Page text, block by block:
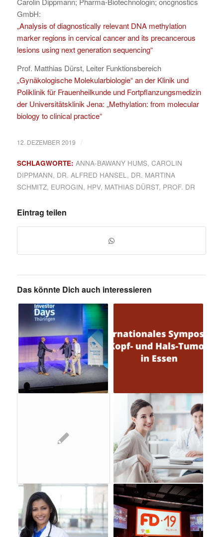
GmbH:
„Analysis of diagnostically relevant DNA methylation
marker regions in cervical cancer and its precancerous
lesions using next generation sequencing“
Prof. Matthias Dürst, Leiter Funktionsbereich
„Gynäkologische Molekularbiologie“ an der Klinik und
Poliklinik für Frauenheilkunde und Fortpflanzungsmedizin
der Universitätsklinik Jena: „Methylation: from molecular
biology to clinical practice“
12. DEZEMBER 2019 /
SCHLAGWORTE: ANNA-BAWANY HUMS, CAROLIN
DIPPMANN, DR. ALFRED HANSEL, DR. MARTINA
SCHMITZ, EUROGIN, HPV, MATHIAS DÜRST, PROF. DR
Eintrag teilen
Das könnte Dich auch interessieren